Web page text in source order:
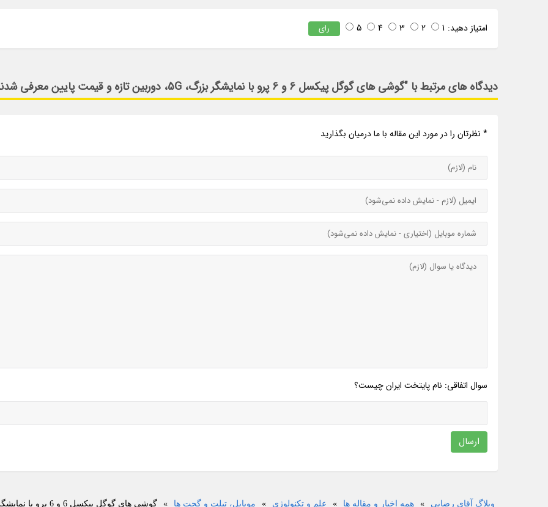
امتیاز دهید: 1
2
3
4
5 رای
دیدگاه های مرتبط با "گوشی های گوگل پیکسل 6 و 6 پرو با نمایشگر بزرگ، 5G، دوربین تازه و قیمت پایین معرفی شدند"
* نظرتان را در مورد این مقاله با ما درمیان بگذارید
سوال اتفاقی: نام پایتخت ایران چیست؟
ارسال
وبلاگ آقای رضایی » همه اخبار و مقاله ها » علم و تکنولوژی » موبایل، تبلت و گجت ها » گوشی های گوگل پیکسل 6 و 6 پرو با نمایشگر بزرگ، 5G، دوربین تازه و قیمت پایین معرفی شدند